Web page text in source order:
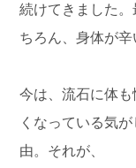
続けてきました
ちろん、身体が辛
今は、流石に体
くなっている気
由。それが、